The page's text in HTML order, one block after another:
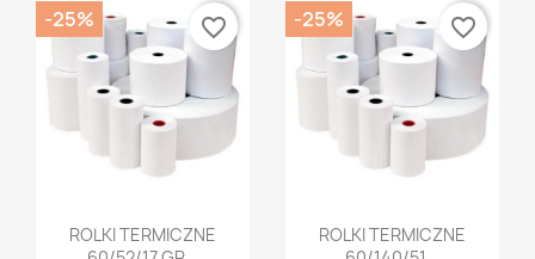
Szybki podgląd
ROLKI TERMICZNE
-25% favorite_border
Szybki podgląd
ROLKI TERMICZNE
-25% favorite_border